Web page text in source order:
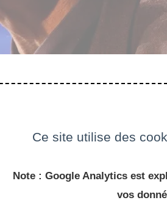
directeur de recherche au CNRS et
durable soutenue par EDF. Il avait
investi le problème du
de la justice internationale et
Ce site utilise des
Note : Google Analytics est
vos